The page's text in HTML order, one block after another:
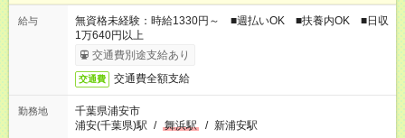
給与
無資格未経験：時給1330円～ ■週払いOK ■扶養内OK ■日収
1万640円以上
交通費別途支給あり
交通費 交通費全額支給
勤務地
千葉県浦安市
浦安(千葉県)駅 / 舞浜駅 / 新浦安駅